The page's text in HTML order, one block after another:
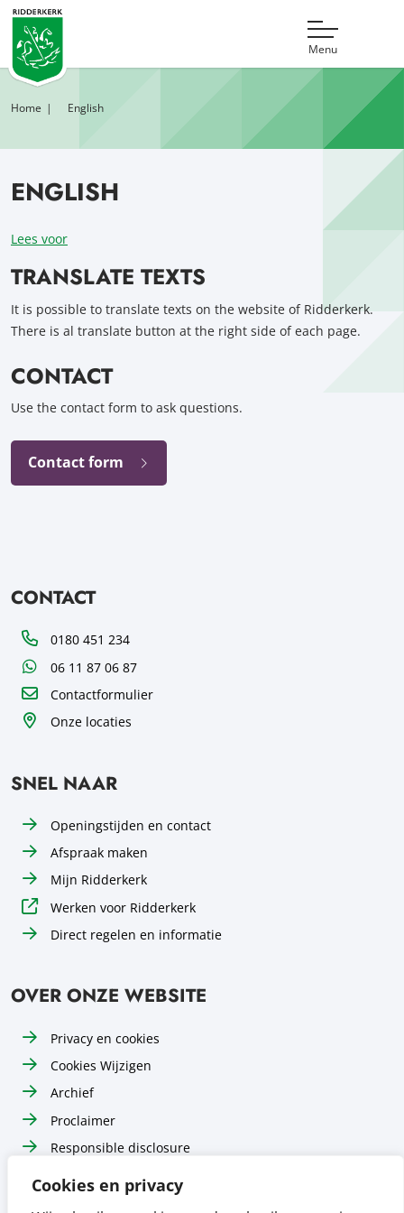
Cookies en privacy
Menu
Home English
ENGLISH
Lees voor
TRANSLATE TEXTS
It is possible to translate texts on the website of Ridderkerk.
There is al translate button at the right side of each page.
CONTACT
Use the contact form to ask questions.
Contact form
CONTACT
Telefoon0180 451 234
WhatsApp06 11 87 06 87
Contactformulier
Onze locaties
SNEL NAAR
Openingstijden en contact
Afspraak maken
Mijn Ridderkerk
Werken voor Ridderkerk
Direct regelen en informatie
OVER ONZE WEBSITE
Privacy en cookies
Cookies Wijzigen
Archief
Proclaimer
Responsible disclosure
Toegankelijkheid